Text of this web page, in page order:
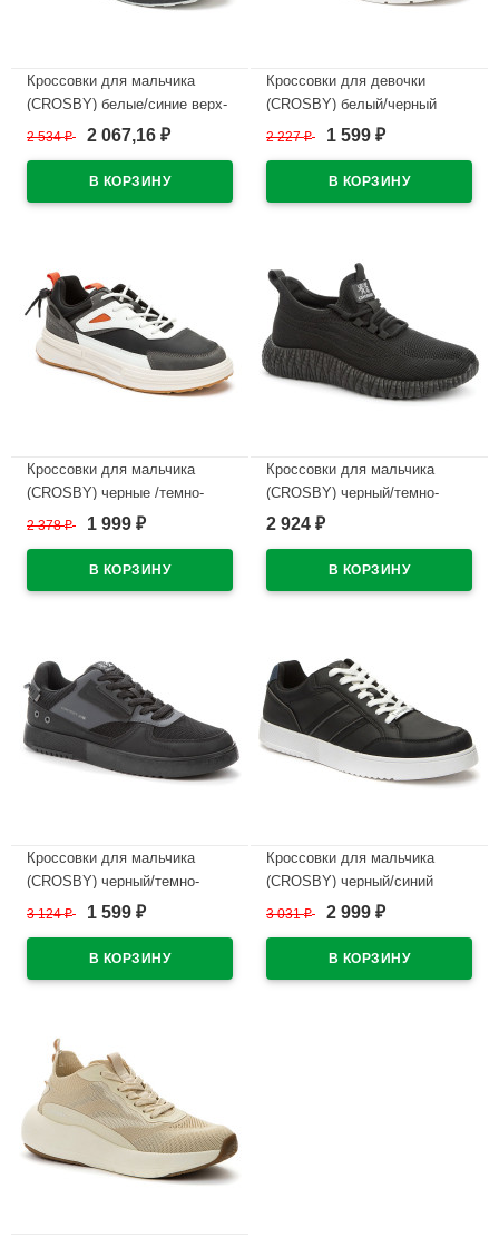
Кроссовки для мальчика
(CROSBY) белые/синие верх-
искусственная кожа+сетка
38-41 арт.248045/03-02
2 534₽ 2 067,16 ₽
Кроссовки для девочки
(CROSBY) белый/черный
верх-искусственная кожа/
арт.248039/04-01
2 227₽ 1 599 ₽
Кроссовки для мальчика
(CROSBY) черные /темно-
серый верх-искусственный
искусственная кожа
размерный ряд 38-41
2 378₽ 1 999 ₽
Кроссовки для мальчика
(CROSBY) черный/темно-
серый верх-искуственная
артикул 447007/03-01
2 924 ₽
Кроссовки для мальчика
(CROSBY) черный/темно-
серый верх-искуственная
артикул 447002/04-02
3 124₽ 1 599 ₽
Кроссовки для мальчика
(CROSBY) черный/синий
верх-искуственная кожа
447002/02-04
3 031₽ 2 999 ₽